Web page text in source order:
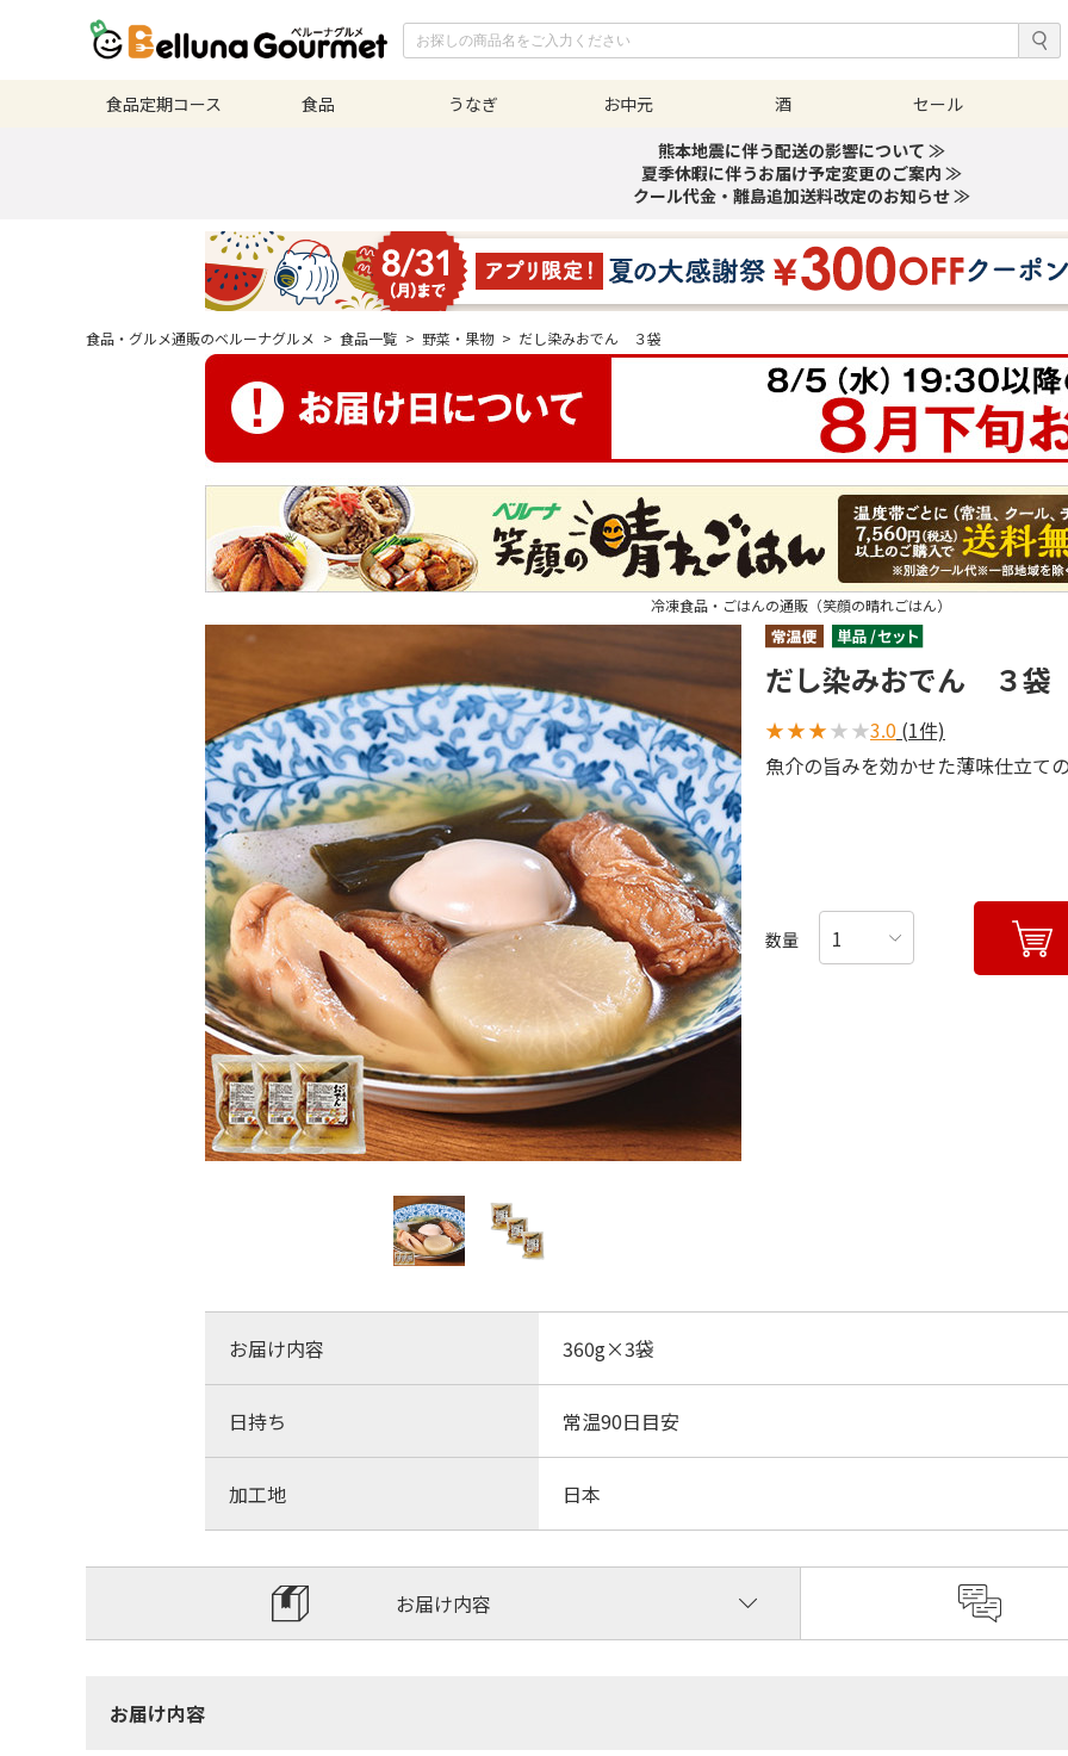
食品定期コース 食品 うなぎ お中元 酒
セール
熊本地震に伴う配送の影響について ≫
夏季休暇に伴うお届け予定変更のご案内 ≫
クール代金・離島追加送料改定のお知らせ ≫
食品・グルメ通販のベルーナグルメ > 食品一覧 > 野菜・果物 > だし染みおでん ３袋
冷凍食品・ごはんの通販（笑顔の晴れごはん）
だし染みおでん ３袋
★★★★★3.0 (1件)
魚介の旨みを効かせた薄味仕立て
数量
お届け内容 360g×3袋
日持ち 常温90日目安
加工地 日本
お届け内容
お届け内容